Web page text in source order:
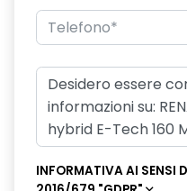
compatibilità 2G/3G o 4G/
emergency lane keep
mantenimento della corsia
fari posteriori FULL LED 3D
SHAPE
filtro antipolline
flying consolle
INFORMATIVA AI SENSI